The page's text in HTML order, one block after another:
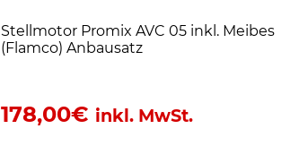
Stellmotor Promix AVC 05 inkl. Meibes
(Flamco) Anbausatz
178,00€ inkl. MwSt.